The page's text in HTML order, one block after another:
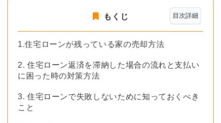
目次詳細
もくじ
1.住宅ローンが残っている家の売却方法
2. 住宅ローン返済を滞納した場合の流れと支払い
に困った時の対策方法
3. 住宅ローンで失敗しないために知っておくべき
こと